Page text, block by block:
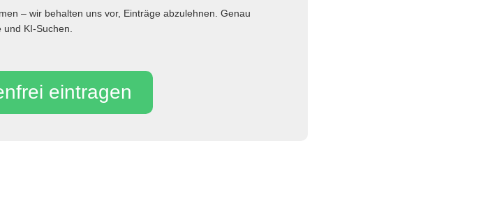
eintragen
– wir behalten uns vor, Einträge abzulehnen. Genau
KI-Suchen.